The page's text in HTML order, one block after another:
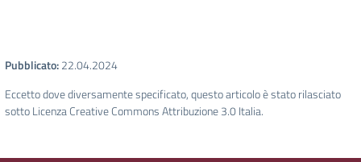
Pubblicato:22.04.2024
Eccetto dove diversamente specificato, questo articolo è stato rilasciato
sotto Licenza Creative Commons Attribuzione 3.0 Italia.